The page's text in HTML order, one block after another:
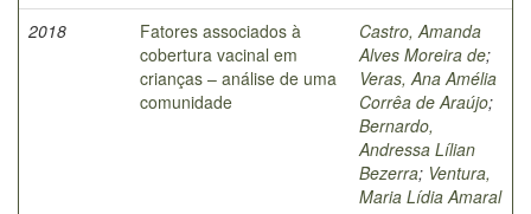
2018
Fatores associados à
cobertura vacinal em
crianças – análise de uma
comunidade
Castro, Amanda
Alves Moreira de;
Veras, Ana Amélia
Corrêa de Araújo;
Bernardo,
Andressa Lílian
Bezerra; Ventura,
Maria Lídia Amaral